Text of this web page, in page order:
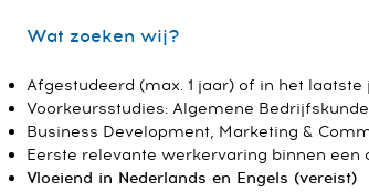
Wat zoeken wij?
Afgestudeerd (max. 1 jaar) of in het
Voorkeursstudies: Algemene
Business Development, Marketing &
Eerste relevante werkervaring binnen
Vloeiend in Nederlands en Engels (vereist)